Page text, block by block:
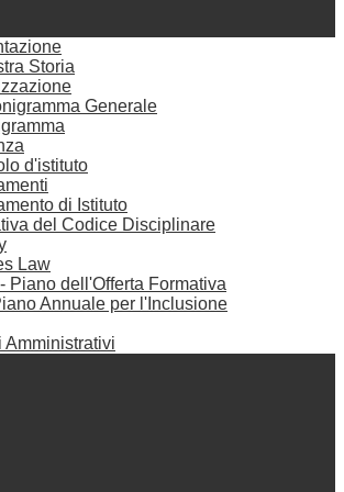
Storia
Generale
d'istituto
di Istituto
del Codice Disciplinare
Law
Piano dell'Offerta Formativa
Annuale per l'Inclusione
Amministrativi